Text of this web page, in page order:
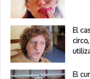
El
El